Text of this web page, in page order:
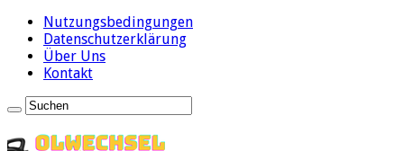
Nutzungsbedingungen
Datenschutzerklärung
Über Uns
Kontakt